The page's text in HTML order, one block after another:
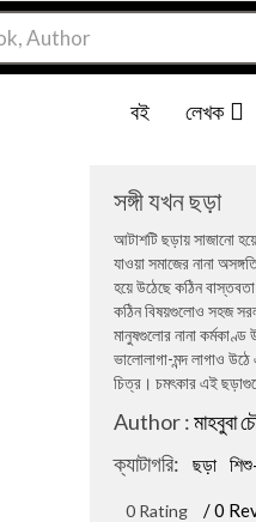
বই লেখক
সঙ্গী যখন ছড়া
আটাশটি ছড়ায় সাজানো
যাওয়া সমাজের নানা
হয়ে উঠেছে কঠিন
কঠিন বিষয়গুলোও সহজ
মানুষগুলোর নানা
ভালোলাগা-মন্দ লাগাও
চিত্র। চমৎকার এই
Author :মাহবুবা
ক্যাটাগরি:
ছড়া
0 Rating / 0